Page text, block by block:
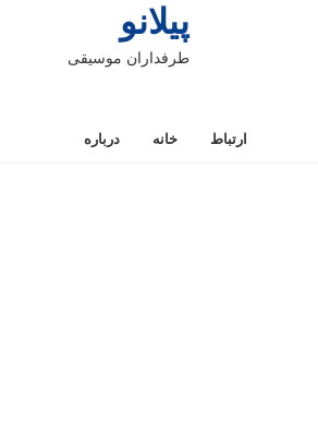
پیلانو
طرفداران موسیقی
ارتباط خانه درباره